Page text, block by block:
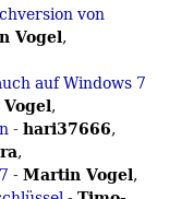
von
Vogel,
auf Windows 7
,
- hari37666,
,
- Martin Vogel,